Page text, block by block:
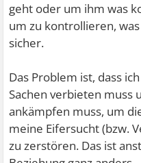
geht oder um ihm was
um zu kontrollieren,
sicher.
Das Problem ist, dass
Sachen verbieten muss
ankämpfen muss, um
meine Eifersucht (bzw.
zu zerstören. Das ist